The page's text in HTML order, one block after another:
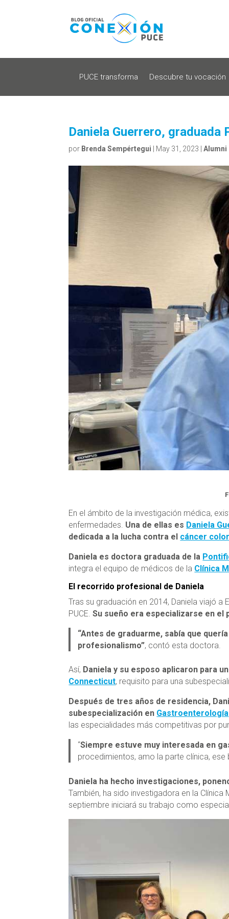
PUCE transforma Descubre tu vocación
Daniela Guerrero, graduada
por Brenda Sempértegui May 31, 2023 |Alumni
En el ámbito de la investigación médica,
enfermedades. Una de ellas es Daniela
dedicada a la lucha contra el cáncer
Daniela es doctora graduada de la
integra el equipo de médicos de la Clínica
El recorrido profesional de Daniela
Tras su graduación en 2014, Daniela viajó
PUCE.Su sueño era especializarse en el
“Antes de graduarme, sabía que
profesionalismo”, contó esta doctora.
Así, Daniela y su esposo aplicaron para
Connecticut, requisito para una
Después de tres años de residencia,
subespecialización en Gastroenterología
las especialidades más competitivas por
“Siempre estuve muy interesada en
procedimientos, amo la parte clínica, ese
Daniela ha hecho investigaciones,
También, ha sido investigadora en la Clínica
septiembre iniciará su trabajo como